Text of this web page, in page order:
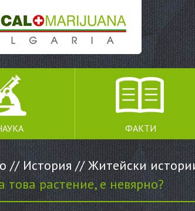
ФАКТИ
// История //Житейски
това растение, е невярно?